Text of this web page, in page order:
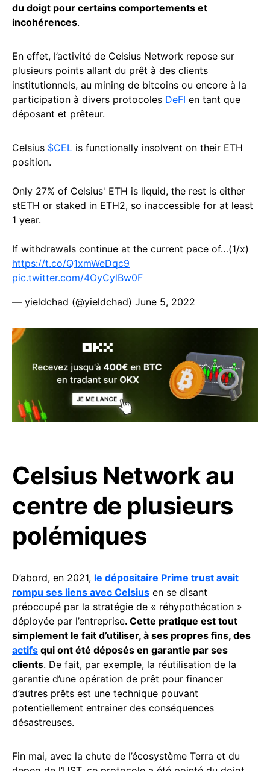
du doigt pour certains comportements et
incohérences.
En effet, l’activité de Celsius Network repose sur
plusieurs points allant du prêt à des clients
institutionnels, au mining de bitcoins ou encore à la
participation à divers protocoles DeFI en tant que
déposant et prêteur.
Celsius $CEL is functionally insolvent on their ETH
position.
Only 27% of Celsius' ETH is liquid, the rest is either
stETH or staked in ETH2, so inaccessible for at least
1 year.
If withdrawals continue at the current pace of…(1/x)
https://t.co/Q1xmWeDqc9
pic.twitter.com/4OyCylBw0F
— yieldchad (@yieldchad) June 5, 2022
Celsius Network au
centre de plusieurs
polémiques
D’abord, en 2021, le dépositaire Prime trust avait
rompu ses liens avec Celsius en se disant
préoccupé par la stratégie de « réhypothécation »
déployée par l’entreprise. Cette pratique est tout
simplement le fait d’utiliser, à ses propres fins, des
actifs qui ont été déposés en garantie par ses
clients. De fait, par exemple, la réutilisation de la
garantie d’une opération de prêt pour financer
d’autres prêts est une technique pouvant
potentiellement entrainer des conséquences
désastreuses.
Fin mai, avec la chute de l’écosystème Terra et du